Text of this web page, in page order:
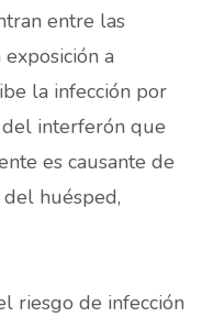
entre las
a
la infección por
interferón que
es causante de
huésped,
riesgo de infección